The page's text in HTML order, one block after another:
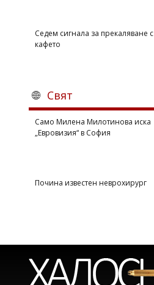
въвеждат
отговорност
Седем сигнала за прекаляване с
кафето
Свят
Само Милена Милотинова иска
„Евровизия“ в София
Почина известен неврохирург